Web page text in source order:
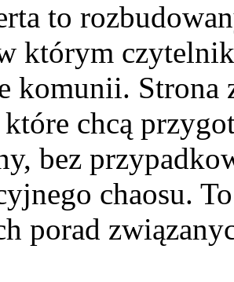
to
którym
komunii. Strona
które chcą
bez
chaosu.
porad